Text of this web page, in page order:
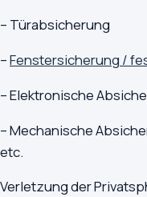
– Türabsicherung
–Fenstersicherung /
– Elektronische
– Mechanische
etc.
Verletzung der